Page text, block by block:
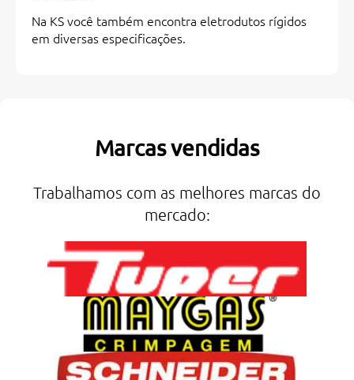
Na KS você também encontra eletrodutos rígidos
em diversas especificações.
Marcas vendidas
Trabalhamos com as melhores marcas do
mercado: